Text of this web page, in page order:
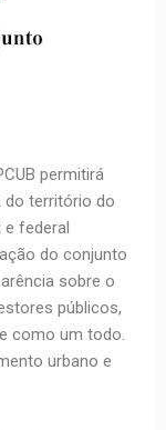
permitirá
do território do
e federal
do conjunto
sobre o
públicos,
como um todo.
urbano e